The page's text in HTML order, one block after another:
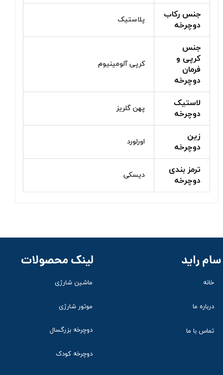
جنس رکاب
دوچرخه
پلاستیک
جنس
کرپی و
فرمان
دوچرخه
کرپی آلومینیوم
لاستیک
دوچرخه
پهن گلریز
زین
دوچرخه
اورلورد
ترمز بندی
دوچرخه
دیسکی
سام راید
خانه
درباره ما
تماس با ما
ماشین شارژی
موتور شارژی
دوچرخه بزرگسال
دوچرخه کودک
لینک محصولات